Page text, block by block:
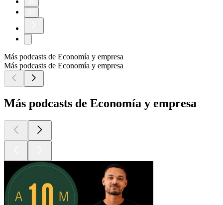
Más podcasts de Economía y empresa
Más podcasts de Economía y empresa
Más podcasts de Economía y empresa